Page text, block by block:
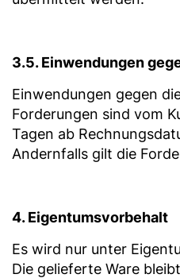
3.5. Einwendungen
Einwendungen gegen
Forderungen sind vom
Tagen ab
Andernfalls gilt die
4. Eigentumsvorbehalt
Es wird nur unter
Die gelieferte Ware